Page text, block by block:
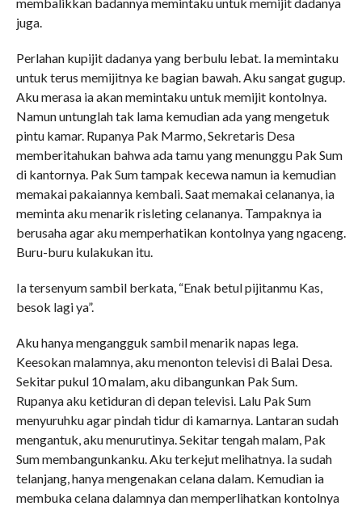
juga.
Perlahan kupijit dadanya yang berbulu lebat. Ia memintaku
untuk terus memijitnya ke bagian bawah. Aku sangat gugup.
Aku merasa ia akan memintaku untuk memijit kontolnya.
Namun untunglah tak lama kemudian ada yang mengetuk
pintu kamar. Rupanya Pak Marmo, Sekretaris Desa
memberitahukan bahwa ada tamu yang menunggu Pak Sum
di kantornya. Pak Sum tampak kecewa namun ia kemudian
memakai pakaiannya kembali. Saat memakai celananya, ia
meminta aku menarik risleting celananya. Tampaknya ia
berusaha agar aku memperhatikan kontolnya yang ngaceng.
Buru-buru kulakukan itu.
Ia tersenyum sambil berkata, “Enak betul pijitanmu Kas,
besok lagi ya”.
Aku hanya mengangguk sambil menarik napas lega.
Keesokan malamnya, aku menonton televisi di Balai Desa.
Sekitar pukul 10 malam, aku dibangunkan Pak Sum.
Rupanya aku ketiduran di depan televisi. Lalu Pak Sum
menyuruhku agar pindah tidur di kamarnya. Lantaran sudah
mengantuk, aku menurutinya. Sekitar tengah malam, Pak
Sum membangunkanku. Aku terkejut melihatnya. Ia sudah
telanjang, hanya mengenakan celana dalam. Kemudian ia
membuka celana dalamnya dan memperlihatkan kontolnya